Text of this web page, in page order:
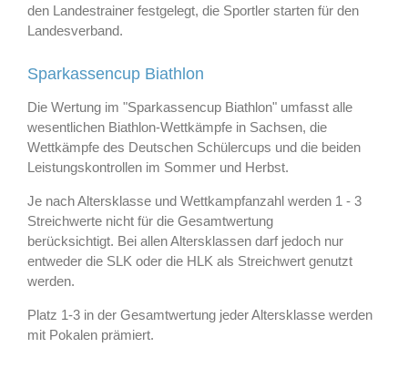
den Landestrainer festgelegt, die Sportler starten für den
Landesverband.
Sparkassencup Biathlon
Die Wertung im "Sparkassencup Biathlon" umfasst alle
wesentlichen Biathlon-Wettkämpfe in Sachsen, die
Wettkämpfe des Deutschen Schülercups und die beiden
Leistungskontrollen im Sommer und Herbst.
Je nach Altersklasse und Wettkampfanzahl werden 1 - 3
Streichwerte nicht für die Gesamtwertung
berücksichtigt. Bei allen Altersklassen darf jedoch nur
entweder die SLK oder die HLK als Streichwert genutzt
werden.
Platz 1-3 in der Gesamtwertung jeder Altersklasse werden
mit Pokalen prämiert.